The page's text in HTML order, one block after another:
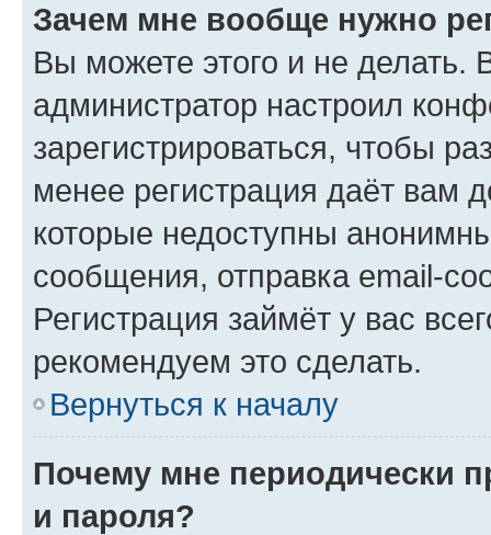
Зачем мне вообще нужно
Вы можете этого и не делать.
администратор настроил
зарегистрироваться, чтобы
менее регистрация даёт вам
которые недоступны
сообщения, отправка email-
Регистрация займёт у вас
рекомендуем это сделать.
Вернуться к началу
Почему мне периодически
и пароля?